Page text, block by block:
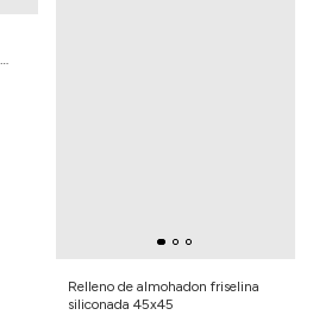
Relleno de almohadon friselina
siliconada 45x45